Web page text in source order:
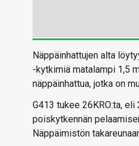
Näppäinhattujen alta
-kytkimiä matalampi 1,5
näppäinhattua, jotka on
G413 tukee 26KRO:ta,
poiskytkennän
Näppäimistön